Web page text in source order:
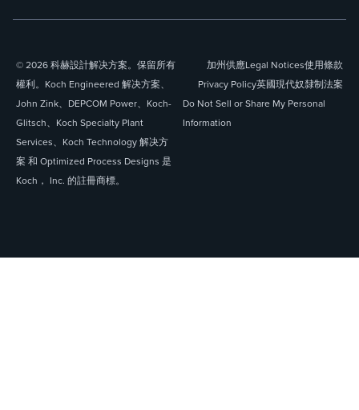
© 2026 科赫設計解决方案。保留所有
權利。Koch Engineered 解决方案、
John Zink、DEPCOM Power、Koch-
Glitsch、Koch Specialty Plant
Services、Koch Technology 解决方
案 和 Optimized Process Designs 是
Koch， Inc. 的註冊商標。
加州供應Legal Notices使用條款
Privacy Policy英國現代奴隸制法案
Do Not Sell or Share My Personal
Information